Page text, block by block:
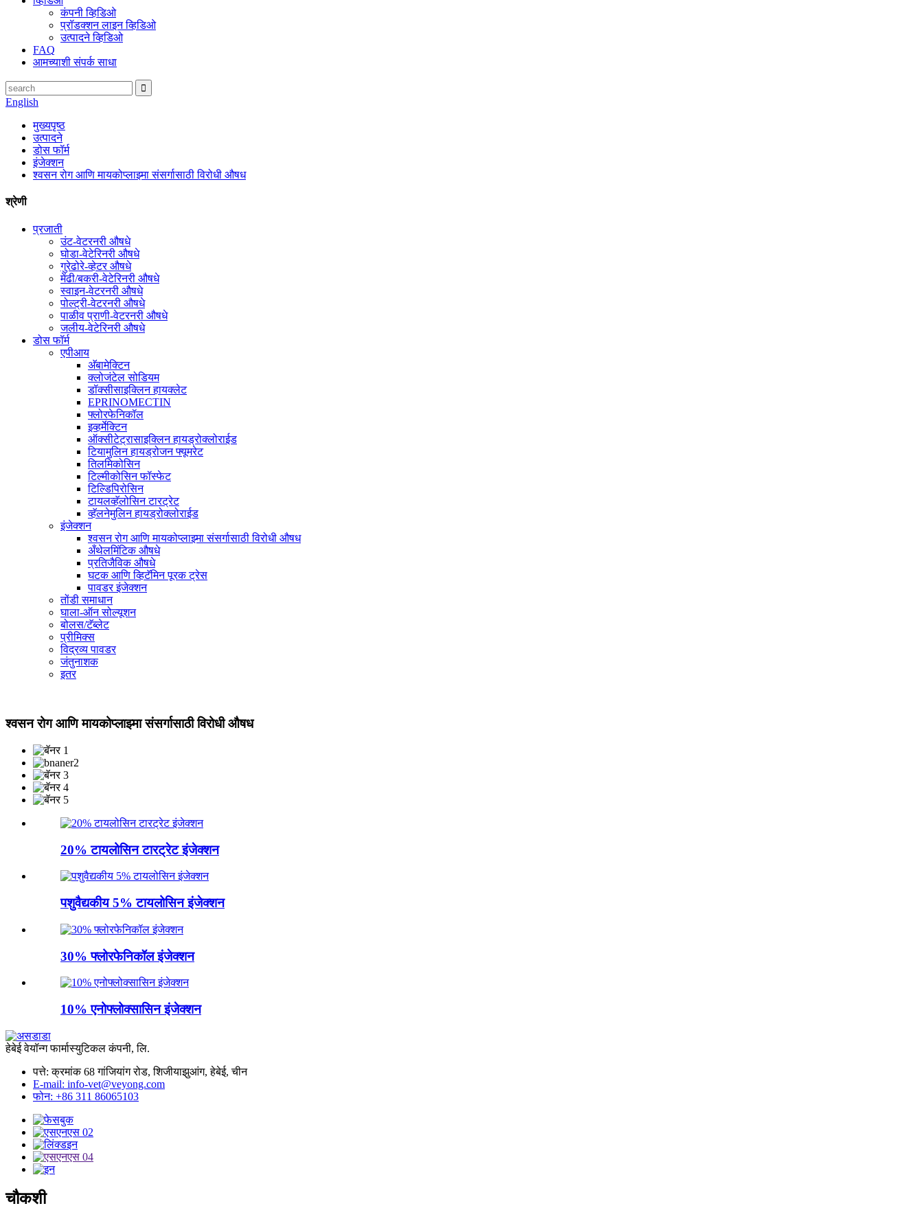
कंपनी व्हिडिओ
प्रॉडक्शन लाइन व्हिडिओ
उत्पादने व्हिडिओ
FAQ
आमच्याशी संपर्क साधा
English
मुख्यपृष्ठ
उत्पादने
डोस फॉर्म
इंजेक्शन
श्वसन रोग आणि मायकोप्लाझ्मा संसर्गासाठी विरोधी औषध
श्रेणी
प्रजाती
उंट-वेटरनरी औषधे
घोडा-वेटेरिनरी औषधे
गुरेढोरे-व्हेटर औषधे
मेंढी/बकरी-वेटेरिनरी औषधे
स्वाइन-वेटरनरी औषधे
पोल्ट्री-वेटरनरी औषधे
पाळीव प्राणी-वेटरनरी औषधे
जलीय-वेटेरिनरी औषधे
डोस फॉर्म
एपीआय
अ‍ॅबामेक्टिन
क्लोजंटेल सोडियम
डॉक्सीसाइक्लिन हायक्लेट
EPRINOMECTIN
फ्लोरफेनिकॉल
इव्हर्मेक्टिन
ऑक्सीटेट्रासाइक्लिन हायड्रोक्लोराईड
टियामुलिन हायड्रोजन फ्यूमरेट
तिलमिकोसिन
टिल्मीकोसिन फॉस्फेट
टिल्डिपिरोसिन
टायलव्हॅलोसिन टारट्रेट
व्हॅलनेमुलिन हायड्रोक्लोराईड
इंजेक्शन
श्वसन रोग आणि मायकोप्लाझ्मा संसर्गासाठी विरोधी औषध
अँथेलमिंटिक औषधे
प्रतिजैविक औषधे
घटक आणि व्हिटॅमिन पूरक ट्रेस
पावडर इंजेक्शन
तोंडी समाधान
घाला-ऑन सोल्यूशन
बोलस/टॅब्लेट
प्रीमिक्स
विद्रव्य पावडर
जंतुनाशक
इतर
श्वसन रोग आणि मायकोप्लाझ्मा संसर्गासाठी विरोधी औषध
20% टायलोसिन टारट्रेट इंजेक्शन
पशुवैद्यकीय 5% टायलोसिन इंजेक्शन
30% फ्लोरफेनिकॉल इंजेक्शन
10% एनोफ्लोक्सासिन इंजेक्शन
हेबेई वेयॉन्ग फार्मास्युटिकल कंपनी, लि.
पत्ते: क्रमांक 68 गांजियांग रोड, शिजीयाझुआंग, हेबेई, चीन
E-mail: info-vet@veyong.com
फोन: +86 311 86065103
चौकशी